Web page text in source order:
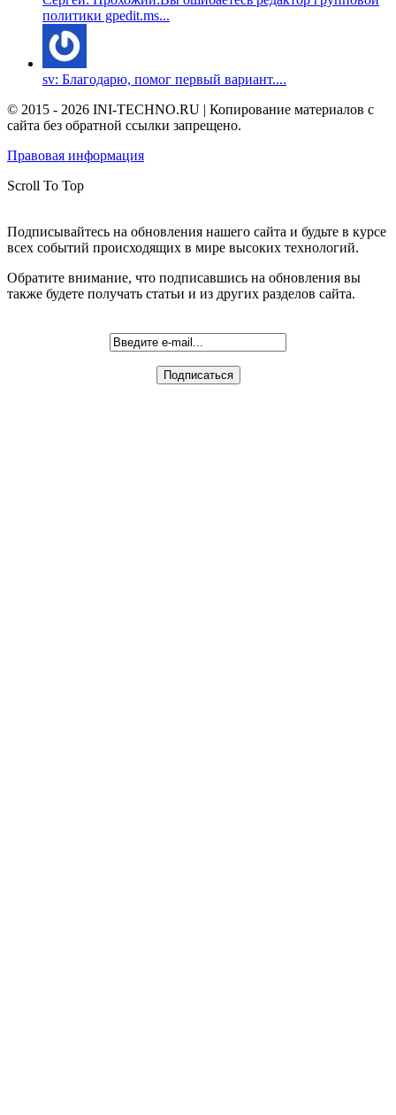
политики gpedit.ms...
sv: Благодарю, помог первый вариант....
© 2015 - 2026 INI-TECHNO.RU | Копирование материалов с
сайта без обратной ссылки запрещено.
Правовая информация
Scroll To Top
Подписывайтесь на обновления нашего сайта и будьте в курсе
всех событий происходящих в мире высоких технологий.
Обратите внимание, что подписавшись на обновления вы
также будете получать статьи и из других разделов сайта.